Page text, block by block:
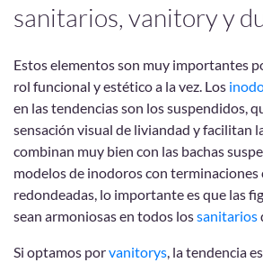
sanitarios, vanitory y
Estos elementos son muy importantes
rol funcional y estético a la vez. Los
en las tendencias son los suspendidos,
sensación visual de liviandad y facilitan
combinan muy bien con las bachas
modelos de inodoros con terminaciones
redondeadas, lo importante es que las
sean armoniosas en todos lossanitarios
Si optamos porvanitorys, la tendencia